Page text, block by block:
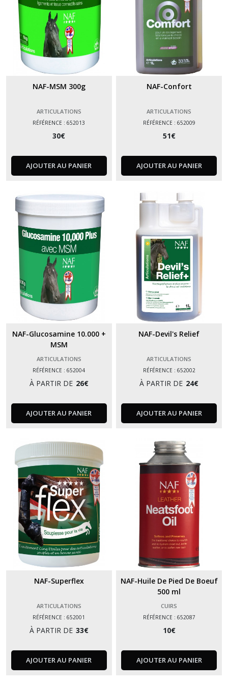
NAF-MSM 300g
ARTICULATIONS
RÉFÉRENCE : 652013
30€
AJOUTER AU PANIER
NAF-Confort
ARTICULATIONS
RÉFÉRENCE : 652009
51€
AJOUTER AU PANIER
NAF-Glucosamine 10.000 +
MSM
ARTICULATIONS
RÉFÉRENCE : 652004
À PARTIR DE 26€
AJOUTER AU PANIER
NAF-Devil's Relief
ARTICULATIONS
RÉFÉRENCE : 652002
À PARTIR DE 24€
AJOUTER AU PANIER
NAF-Superflex
ARTICULATIONS
RÉFÉRENCE : 652001
À PARTIR DE 33€
AJOUTER AU PANIER
NAF-Huile De Pied De Boeuf
500 ml
CUIRS
RÉFÉRENCE : 652087
10€
AJOUTER AU PANIER